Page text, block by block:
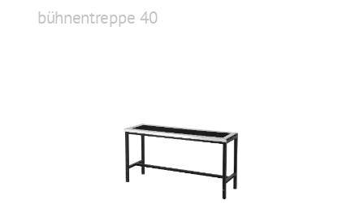
bühnentreppe 40